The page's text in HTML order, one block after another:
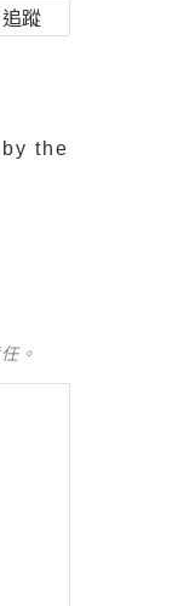
追蹤
the
。